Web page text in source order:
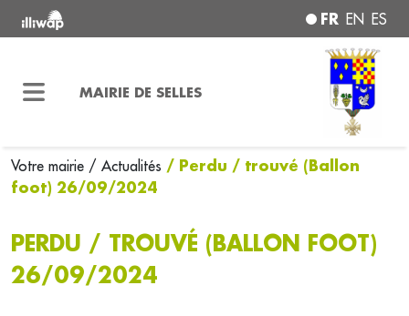
FR EN ES
MAIRIE DE SELLES
Votre mairie / Actualités / Perdu / trouvé (Ballon
foot) 26/09/2024
PERDU / TROUVÉ (BALLON FOOT)
26/09/2024